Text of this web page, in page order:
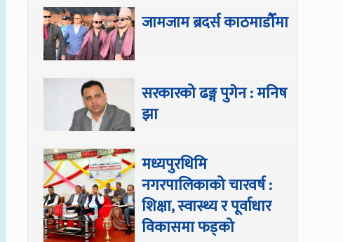
जामजाम ब्रदर्स काठमाडौँमा
सरकारको ढङ्ग पुगेन : मनिष
झा
मध्यपुरथिमि
नगरपालिकाको चारवर्ष :
शिक्षा, स्वास्थ्य र पूर्वाधार
विकासमा फड्को